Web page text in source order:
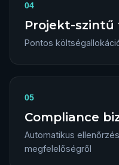
04
Projekt-szintű
Pontos
05
Compliance
Automatikus
megfelelőségről